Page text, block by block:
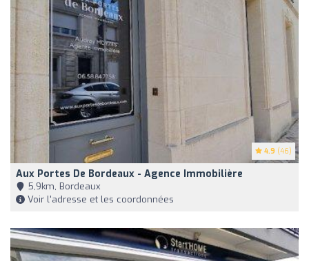
4.9 (46)
Aux Portes De Bordeaux - Agence Immobilière
5,9km, Bordeaux
Voir l'adresse et les coordonnées